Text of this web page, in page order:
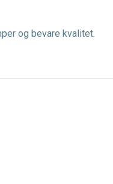
og bevare kvalitet.